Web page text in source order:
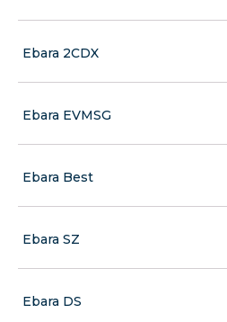
Ebara 2CDX
Ebara EVMSG
Ebara Best
Ebara SZ
Ebara DS